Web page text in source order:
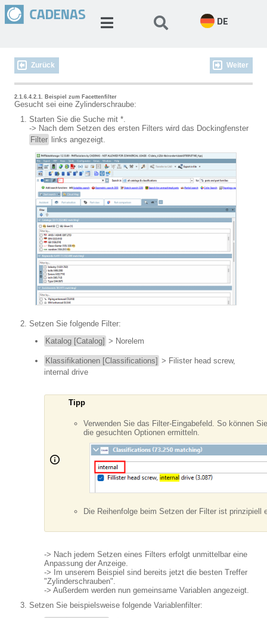
DE
Zurück Weiter
2.1.6.4.2.1. Beispiel zum Facettenfilter
Gesucht sei eine Zylinderschraube:
Starten Sie die Suche mit *.
-> Nach dem Setzen des ersten Filters wird das Dockingfenster
Filter
links angezeigt.
Setzen Sie folgende Filter:
Katalog [Catalog] > Norelem
Klassifikationen [Classifications] > Filister head screw,
internal drive
Tipp
Verwenden Sie das Filter-Eingabefeld. So können
die gesuchten Optionen ermitteln.
Die Reihenfolge beim Setzen der Filter ist prinzipiell
-> Nach jedem Setzen eines Filters erfolgt unmittelbar eine
Anpassung der Anzeige.
-> Im unserem Beispiel sind bereits jetzt die besten Treffer
"Zylinderschrauben".
-> Außerdem werden nun gemeinsame Variablen angezeigt.
Setzen Sie beispielsweise folgende Variablenfilter: